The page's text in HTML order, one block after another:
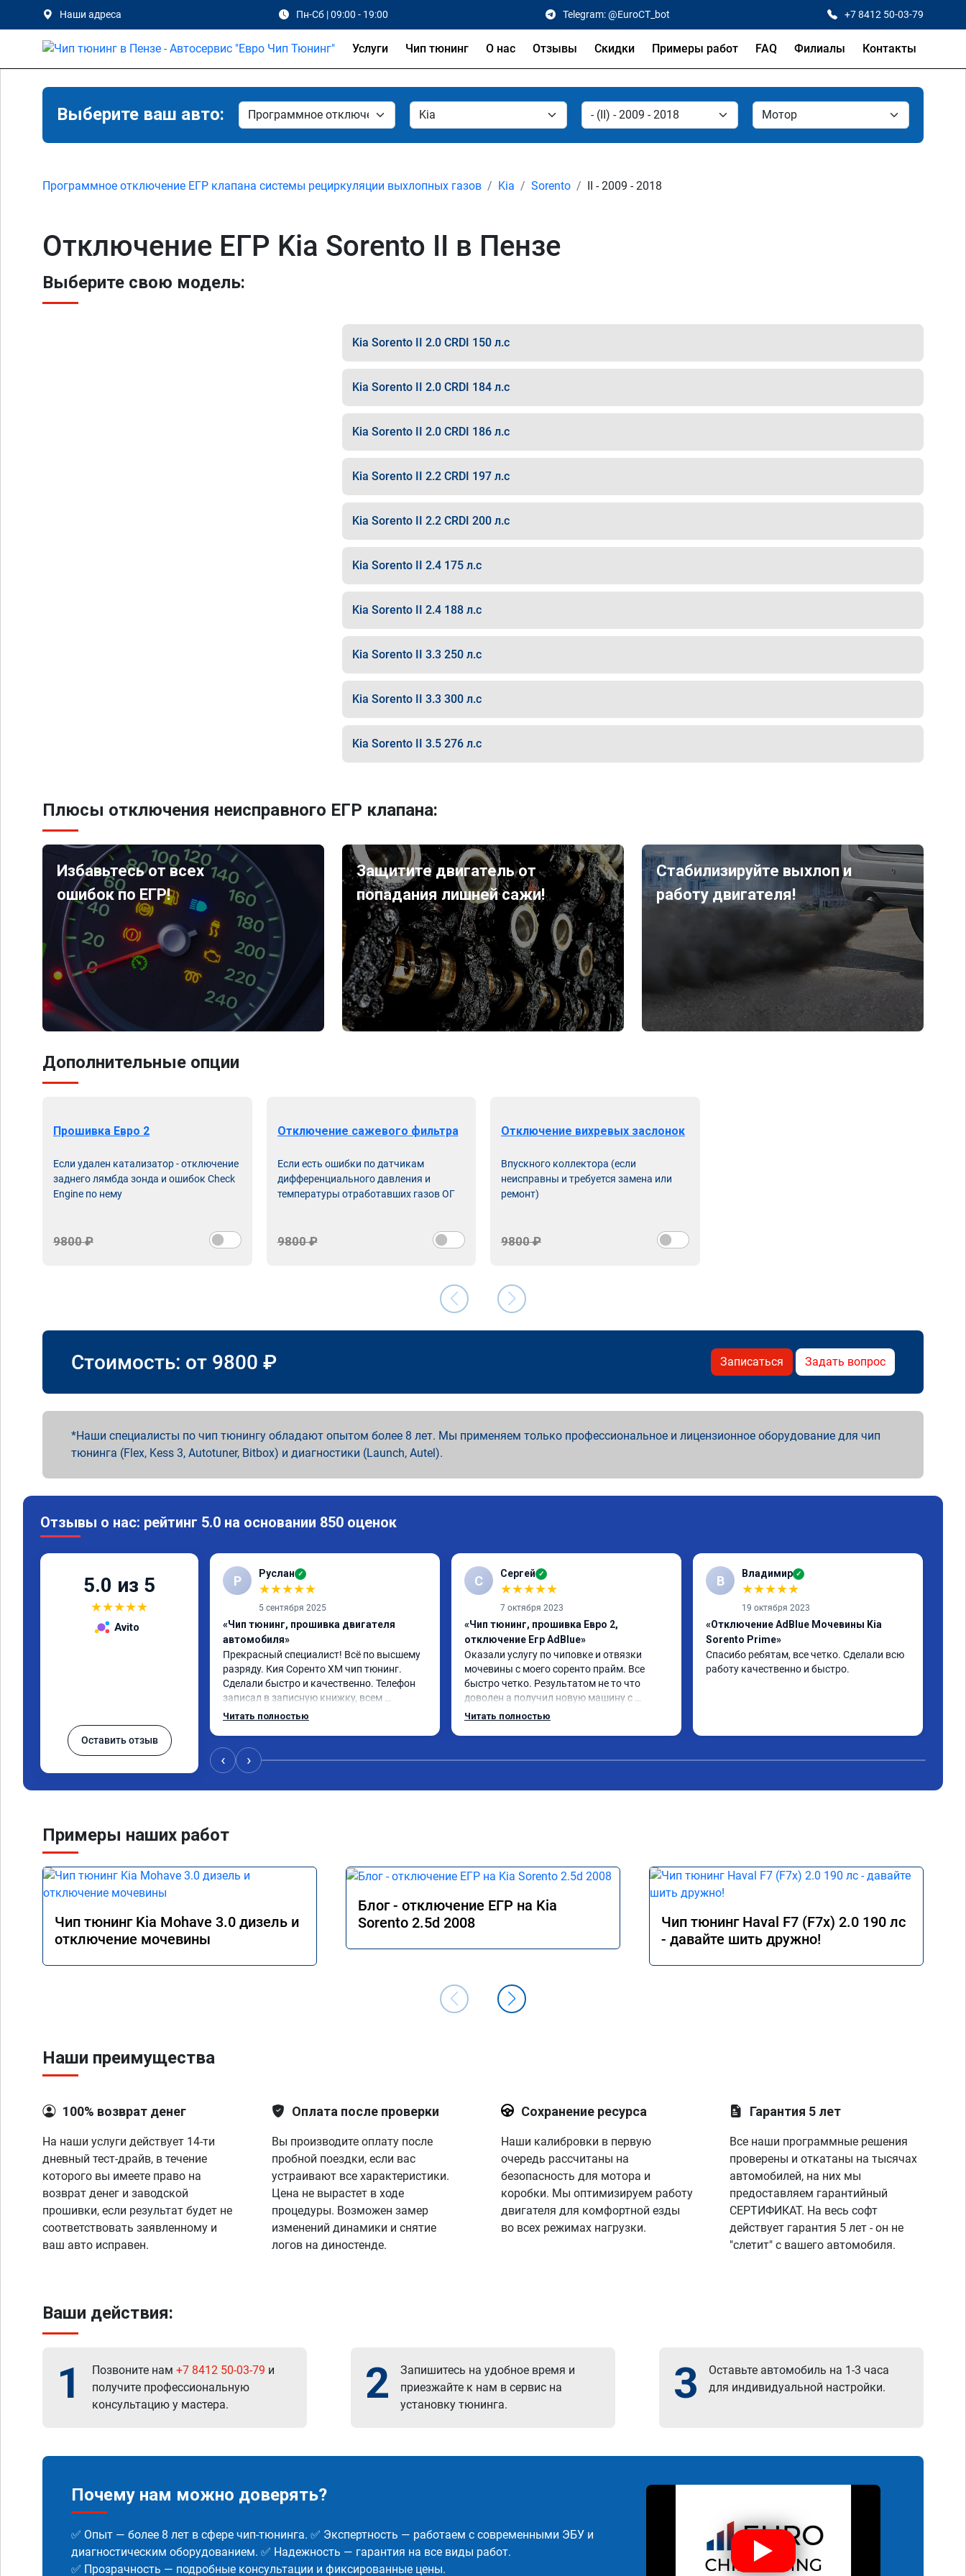
Наши адреса Пн-Сб | 09:00 - 19:00 Telegram: @EuroCT_bot +7 8412 50-03-79
Услуги Чип тюнинг О нас Отзывы Скидки Примеры работ FAQ Филиалы Контакты
Выберите ваш авто:
Программное отключение ЕГР клапана системы рециркуляции выхлопных газов Kia Sorento II - 2009 - 2018
Отключение ЕГР Kia Sorento II в Пензе
Выберите свою модель:
Kia Sorento II 2.0 CRDI 150 л.с
Kia Sorento II 2.0 CRDI 184 л.с
Kia Sorento II 2.0 CRDI 186 л.с
Kia Sorento II 2.2 CRDI 197 л.с
Kia Sorento II 2.2 CRDI 200 л.с
Kia Sorento II 2.4 175 л.с
Kia Sorento II 2.4 188 л.с
Kia Sorento II 3.3 250 л.с
Kia Sorento II 3.3 300 л.с
Kia Sorento II 3.5 276 л.с
Плюсы отключения неисправного ЕГР клапана:
Избавьтесь от всех
ошибок по ЕГР!
Защитите двигатель от
попадания лишней сажи!
Стабилизируйте выхлоп и
работу двигателя!
Дополнительные опции
Прошивка Евро 2
Если удален катализатор - отключение
заднего лямбда зонда и ошибок Check
Engine по нему
9800 ₽
Отключение сажевого фильтра
Если есть ошибки по датчикам
дифференциального давления и
температуры отработавших газов ОГ
9800 ₽
Отключение вихревых заслонок
Впускного коллектора (если
неисправны и требуется замена или
ремонт)
9800 ₽
Стоимость: от 9800 ₽ Записаться Задать вопрос
Наши специалисты по чип тюнингу обладают опытом более 8 лет. Мы применяем только профессиональное и лицензионное оборудование для чип
тюнинга (Flex, Kess 3, Autotuner, Bitbox) и диагностики (Launch, Autel).
Отзывы о нас: рейтинг 5.0 на основании 850 оценок
5.0 из 5
★★★★★
Avito
Оставить отзыв
Р Руслан ✓
★★★★★
5 сентября 2025
«Чип тюнинг, прошивка двигателя
автомобиля»
Прекрасный специалист! Всё по высшему
разряду. Кия Соренто XM чип тюнинг.
Сделали быстро и качественно. Телефон
записал в записную книжку, всем
рекомендую! Еще вот поеду в ближайшее
Читать полностью
С Сергей ✓
★★★★★
7 октября 2023
«Чип тюнинг, прошивка Евро 2,
отключение Егр AdBlue»
Оказали услугу по чиповке и отвязки
мочевины с моего соренто прайм. Все
быстро четко. Результатом не то что
доволен а получил новую машину с
отличным откликом. Доволен как слон.
Читать полностью
В Владимир ✓
★★★★★
19 октября 2023
«Отключение AdBlue Мочевины Kia
Sorento Prime»
Спасибо ребятам, все четко. Сделали всю
работу качественно и быстро.
‹ ›
Примеры наших работ
Чип тюнинг Kia Mohave 3.0 дизель и
отключение мочевины
Блог - отключение ЕГР на Kia
Sorento 2.5d 2008
Чип тюнинг Haval F7 (F7x) 2.0 190 лс
- давайте шить дружно!
Наши преимущества
100% возврат денег
На наши услуги действует 14-ти
дневный тест-драйв, в течение
которого вы имеете право на
возврат денег и заводской
прошивки, если результат будет не
соответствовать заявленному и
ваш авто исправен.
Оплата после проверки
Вы производите оплату после
пробной поездки, если вас
устраивают все характеристики.
Цена не вырастет в ходе
процедуры. Возможен замер
изменений динамики и снятие
логов на диностенде.
Сохранение ресурса
Наши калибровки в первую
очередь рассчитаны на
безопасность для мотора и
коробки. Мы оптимизируем работу
двигателя для комфортной езды
во всех режимах нагрузки.
Гарантия 5 лет
Все наши программные решения
проверены и откатаны на тысячах
автомобилей, на них мы
предоставляем гарантийный
СЕРТИФИКАТ. На весь софт
действует гарантия 5 лет - он не
"слетит" с вашего автомобиля.
Ваши действия:
1 Позвоните нам +7 8412 50-03-79 и
получите профессиональную
консультацию у мастера.
2
Запишитесь на удобное время и
приезжайте к нам в сервис на
установку тюнинга.
3
Оставьте автомобиль на 1-3 часа
для индивидуальной настройки.
Почему нам можно доверять?
✅ Опыт — более 8 лет в сфере чип-тюнинга. ✅ Экспертность — работаем с современными ЭБУ и
диагностическим оборудованием. ✅ Надежность — гарантия на все виды работ.
✅ Прозрачность — подробные консультации и фиксированные цены.